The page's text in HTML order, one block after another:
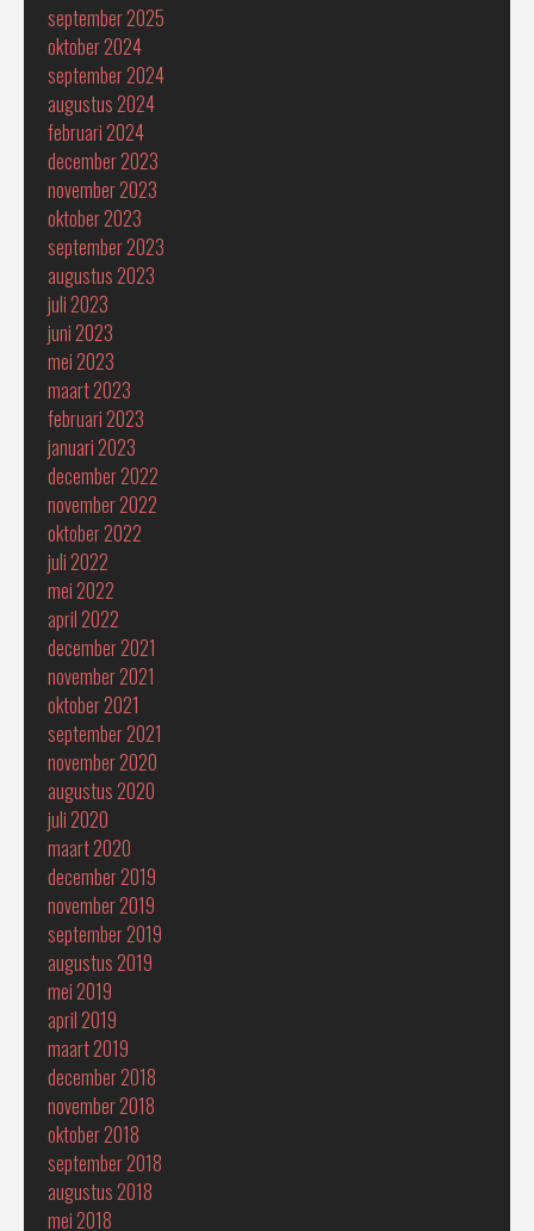
september 2025
oktober 2024
september 2024
augustus 2024
februari 2024
december 2023
november 2023
oktober 2023
september 2023
augustus 2023
juli 2023
juni 2023
mei 2023
maart 2023
februari 2023
januari 2023
december 2022
november 2022
oktober 2022
juli 2022
mei 2022
april 2022
december 2021
november 2021
oktober 2021
september 2021
november 2020
augustus 2020
juli 2020
maart 2020
december 2019
november 2019
september 2019
augustus 2019
mei 2019
april 2019
maart 2019
december 2018
november 2018
oktober 2018
september 2018
augustus 2018
mei 2018